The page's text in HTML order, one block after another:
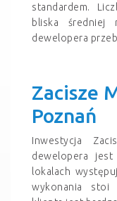
standardem.
bliska średniej
dewelopera
Zacisze
Poznań
Inwestycja
dewelopera
lokalach
wykonania stoi